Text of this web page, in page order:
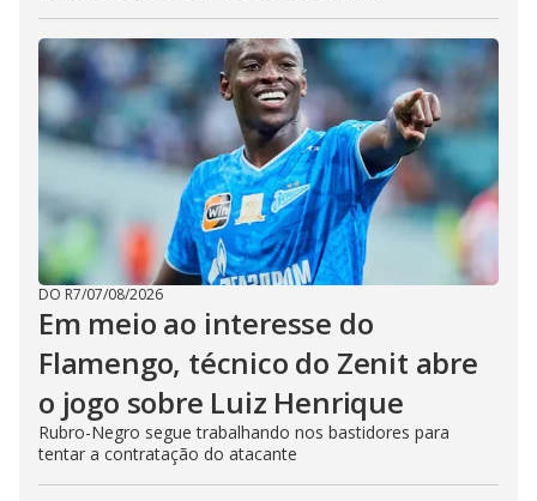
DO R7/07/08/2026
Em meio ao interesse do
Flamengo, técnico do Zenit abre
o jogo sobre Luiz Henrique
Rubro-Negro segue trabalhando nos bastidores para
tentar a contratação do atacante